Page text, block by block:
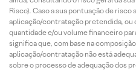
Risco). Caso a sua pontuação de risco
aplicação/contratação pretendida, ou
quantidade e/ou volume financeiro
significa que, com base na
aplicação/contratação não está
sobre o processo de adequação dos